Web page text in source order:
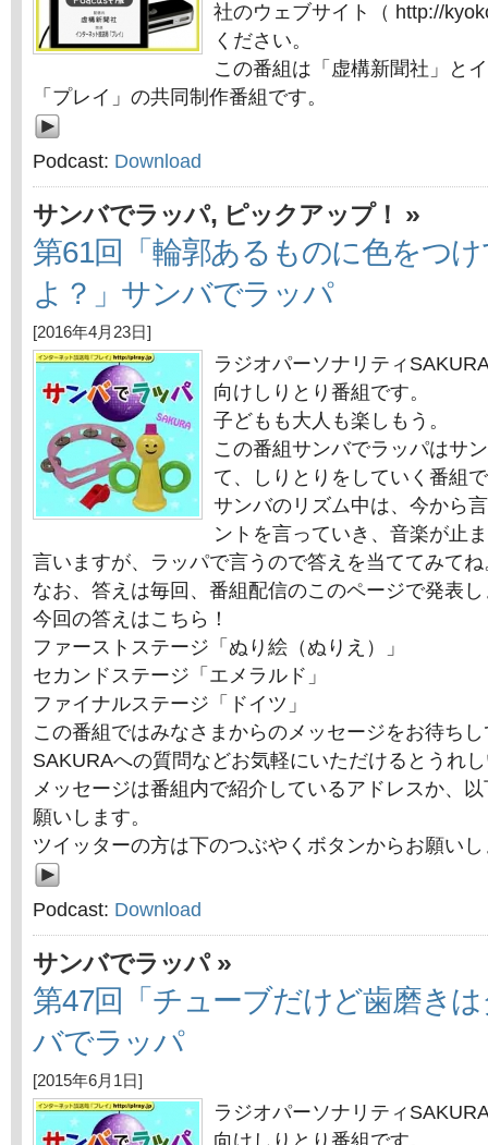
社のウェブサイト（ http://
ください。
この番組は「虚構新聞社」と
「プレイ」の共同制作番組です。
Podcast: Download
サンバでラッパ, ピックアップ！ »
第61回「輪郭あるものに色をつ
よ？」サンバでラッパ
[2016年4月23日]
ラジオパーソナリティ
向けしりとり番組です。
子どもも大人も楽しもう。
この番組サンバでラッパはサ
て、しりとりをしていく番組
サンバのリズム中は、今から
ントを言っていき、音楽が止
言いますが、ラッパで言うので答えを当ててみてね
なお、答えは毎回、番組配信のこのページで発表
今回の答えはこちら！
ファーストステージ「ぬり絵（ぬりえ）」
セカンドステージ「エメラルド」
ファイナルステージ「ドイツ」
この番組ではみなさまからのメッセージをお待ち
SAKURAへの質問などお気軽にいただけるとうれ
メッセージは番組内で紹介しているアドレスか、
願いします。
ツイッターの方は下のつぶやくボタンからお願い
Podcast: Download
サンバでラッパ»
第47回「チューブだけど歯磨き
バでラッパ
[2015年6月1日]
ラジオパーソナリティ
向けしりとり番組です。